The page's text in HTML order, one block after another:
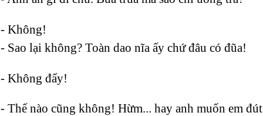
- Không!
- Sao lại không? Toàn dao nĩa ấy chứ đâu có đũa!
- Không đấy!
- Thế nào cũng không! Hừm... hay anh muốn em đút